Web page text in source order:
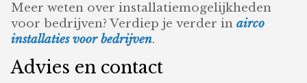
Meer weten over installatiemogelijkheden
voor bedrijven? Verdiep je verder inairco
installaties voor bedrijven.
Advies en contact